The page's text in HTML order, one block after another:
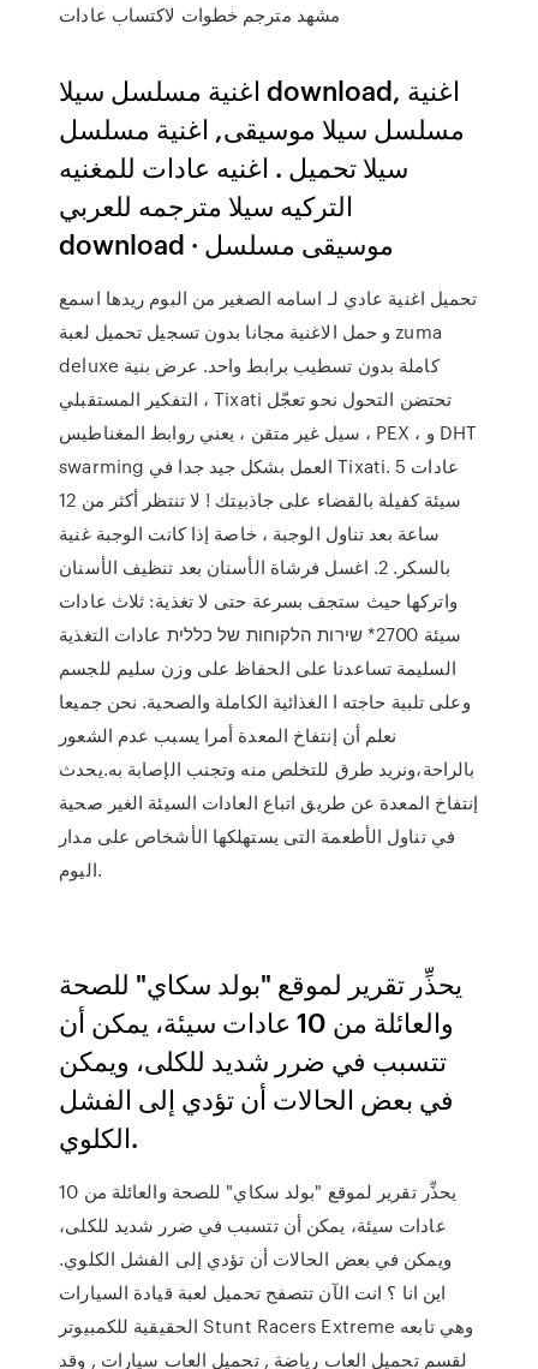
مشهد مترجم خطوات لاكتساب عادات
اغنية مسلسل سيلا download, اغنية
مسلسل سيلا موسيقى, اغنية مسلسل
سيلا تحميل . اغنيه عادات للمغنيه
التركيه سيلا مترجمه للعربي
تحميل اغنية عادي لـ اسامه الصغير من البوم ريدها اسمع
و حمل الاغنية مجانا بدون تسجيل تحميل لعبة zuma
deluxe كاملة بدون تسطيب برابط واحد. عرض بنية
التفكير المستقبلي ، Tixati تحتضن التحول نحو تعجّل
سيل غير متقن ، يعني روابط المغناطيس ، PEX ، و DHT
swarming العمل بشكل جيد جدا في Tixati. 5 عادات
سيئة كفيلة بالقضاء على جاذبيتك ! لا تنتظر أكثر من 12
ساعة بعد تناول الوجبة ، خاصة إذا كانت الوجبة غنية
بالسكر. 2. اغسل فرشاة الأسنان بعد تنظيف الأسنان
واتركها حيث ستجف بسرعة حتى لا تغذية: ثلاث عادات
سيئة 2700* שירות הלקוחות של כללית عادات التغذية
السليمة تساعدنا على الحفاظ على وزن سليم للجسم
وعلى تلبية حاجته ا الغذائية الكاملة والصحية. نحن جميعا
نعلم أن إنتفاخ المعدة أمرا يسبب عدم الشعور
بالراحة،ونريد طرق للتخلص منه وتجنب الإصابة به.يحدث
إنتفاخ المعدة عن طريق اتباع العادات السيئة الغير صحية
في تناول الأطعمة التى يستهلكها الأشخاص على مدار
اليوم.
يحذِّر تقرير لموقع "بولد سكاي" للصحة
والعائلة من 10 عادات سيئة، يمكن أن
تتسبب في ضرر شديد للكلى، ويمكن
في بعض الحالات أن تؤدي إلى الفشل
الكلوي.
يحذِّر تقرير لموقع "بولد سكاي" للصحة والعائلة من 10
عادات سيئة، يمكن أن تتسبب في ضرر شديد للكلى،
ويمكن في بعض الحالات أن تؤدي إلى الفشل الكلوي.
اين انا ؟ انت الآن تتصفح تحميل لعبة قيادة السيارات
الحقيقية للكمبيوتر Stunt Racers Extreme وهي تابعه
لقسم تحميل العاب رياضة , تحميل العاب سيارات , وقد